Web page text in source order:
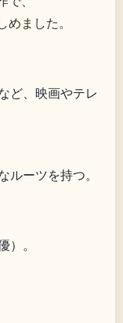
ました。
ど、映画やテレ
ルーツを持つ。
）。